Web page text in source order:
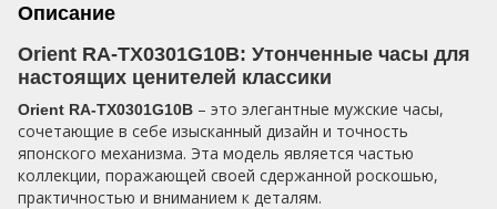
Описание
Orient RA-TX0301G10B: Утонченные часы для
настоящих ценителей классики
Orient RA-TX0301G10B – это элегантные мужские часы,
сочетающие в себе изысканный дизайн и точность
японского механизма. Эта модель является частью
коллекции, поражающей своей сдержанной роскошью,
практичностью и вниманием к деталям.